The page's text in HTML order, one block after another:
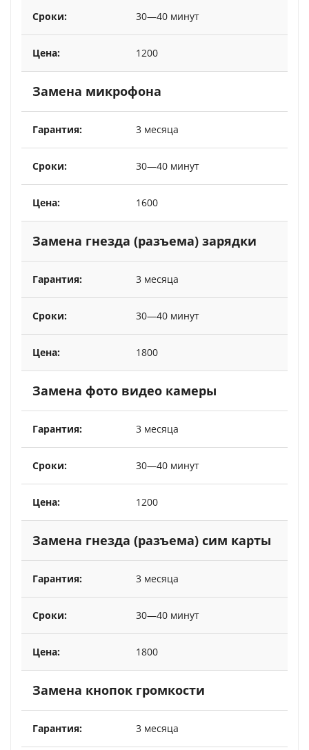
30—40 минут
1200
Замена микрофона
3 месяца
30—40 минут
1600
Замена гнезда (разъема) зарядки
3 месяца
30—40 минут
1800
Замена фото видео камеры
3 месяца
30—40 минут
1200
Замена гнезда (разъема) сим карты
3 месяца
30—40 минут
1800
Замена кнопок громкости
3 месяца